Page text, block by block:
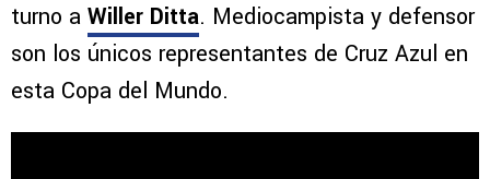
turno a Willer Ditta. Mediocampista y defensor
son los únicos representantes de Cruz Azul en
esta Copa del Mundo.